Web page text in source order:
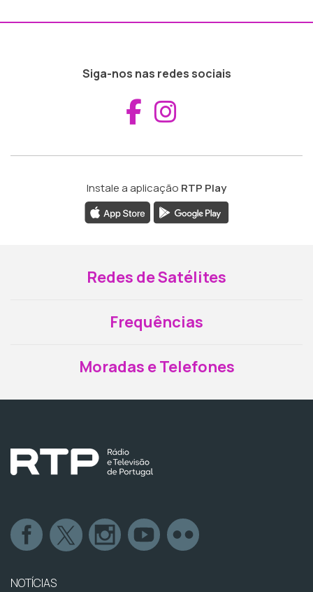
Siga-nos nas redes sociais
Aceder ao
Instale a aplicação RTP Play
Redes de Satélites
Frequências
Moradas e Telefones
NOTÍCIAS